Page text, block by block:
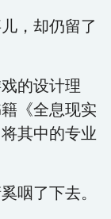
，却仍留了
的设计理
《全息现实
其中的专业
咽了下去。